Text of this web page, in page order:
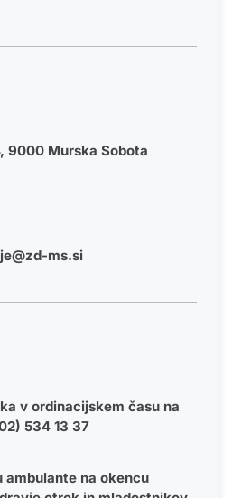
9000 Murska Sobota
ms.si
v ordinacijskem času na
534 13 37
na okencu